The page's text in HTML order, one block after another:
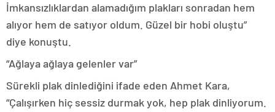
İmkansızlıklardan alamadığım plakları sonradan hem
alıyor hem de satıyor oldum. Güzel bir hobi oluştu”
diye konuştu.
“Ağlaya ağlaya gelenler var”
Sürekli plak dinlediğini ifade eden Ahmet Kara,
“Çalışırken hiç sessiz durmak yok, hep plak dinliyorum.